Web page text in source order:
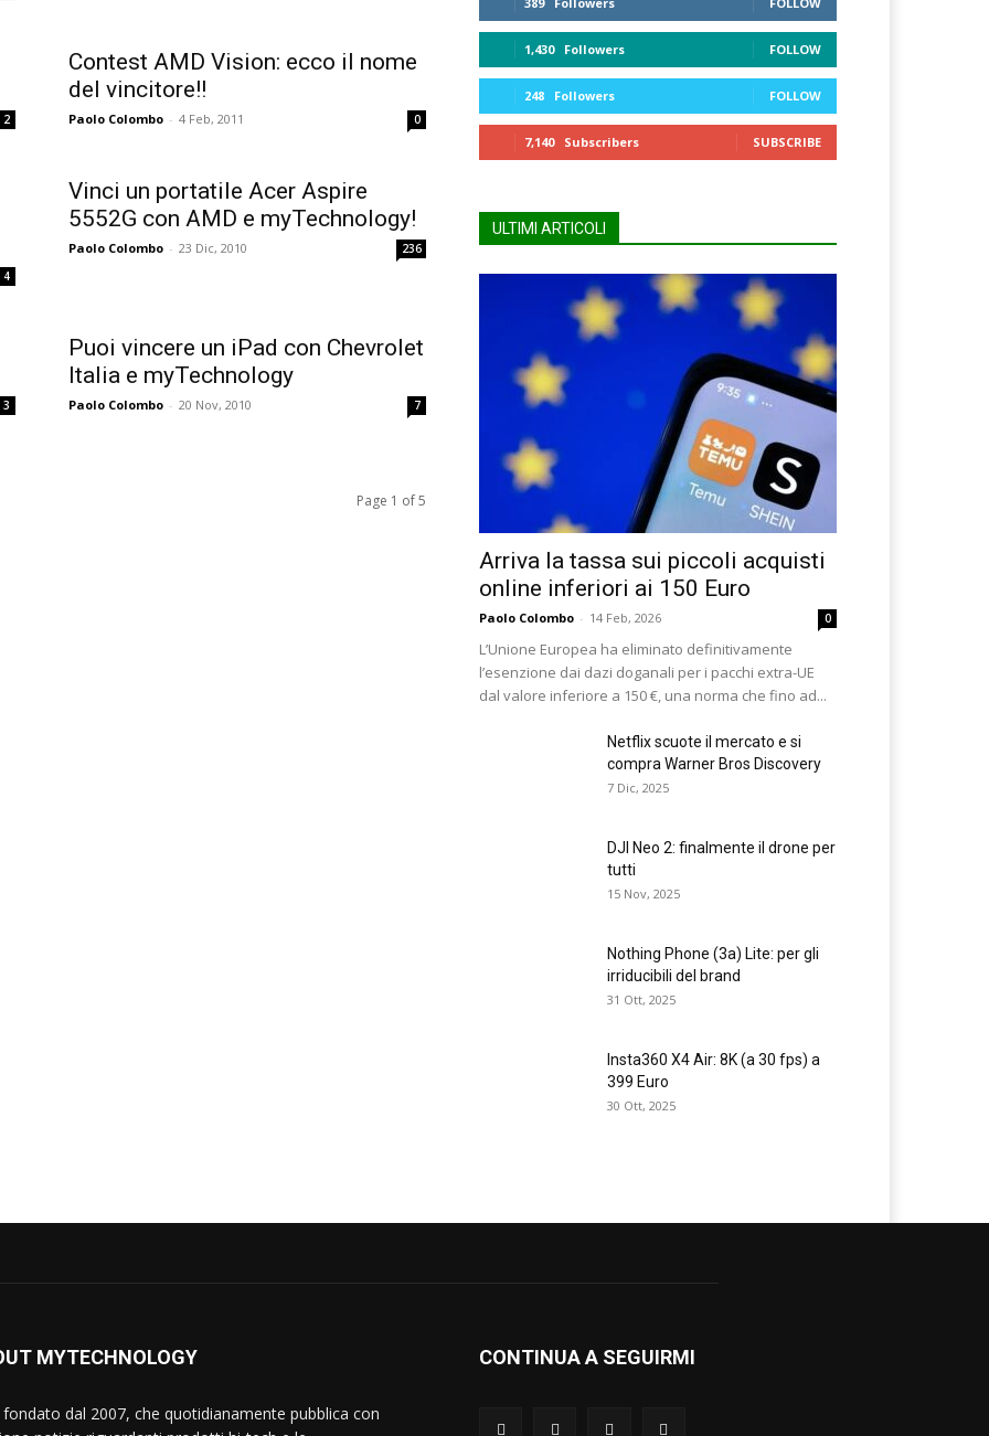
2
Contest AMD Vision: ecco il nome
del vincitore!!
Paolo Colombo - 4 Feb, 2011 0
4
Vinci un portatile Acer Aspire
5552G con AMD e myTechnology!
Paolo Colombo - 23 Dic, 2010 236
3
Puoi vincere un iPad con Chevrolet
Italia e myTechnology
Paolo Colombo - 20 Nov, 2010 7
Page 1 of 5
1,430 Followers FOLLOW
248 Followers FOLLOW
7,140 Subscribers SUBSCRIBE
ULTIMI ARTICOLI
Arriva la tassa sui piccoli acquisti
online inferiori ai 150 Euro
Paolo Colombo - 14 Feb, 2026 0
L’Unione Europea ha eliminato definitivamente
l’esenzione dai dazi doganali per i pacchi extra-UE
dal valore inferiore a 150 €, una norma che fino ad...
Netflix scuote il mercato e si
compra Warner Bros Discovery
7 Dic, 2025
DJI Neo 2: finalmente il drone per
tutti
15 Nov, 2025
Nothing Phone (3a) Lite: per gli
irriducibili del brand
31 Ott, 2025
Insta360 X4 Air: 8K (a 30 fps) a
399 Euro
30 Ott, 2025
MYTECHNOLOGY
dal 2007, che quotidianamente pubblica con
CONTINUA A SEGUIRMI